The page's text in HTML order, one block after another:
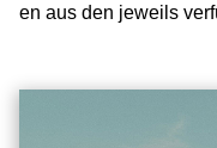
en aus den jeweils